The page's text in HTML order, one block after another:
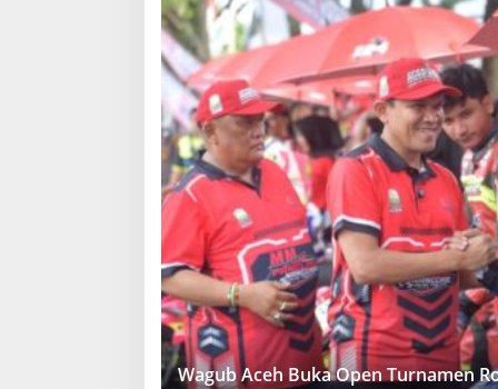
Wagub Aceh Buka Open Turnamen